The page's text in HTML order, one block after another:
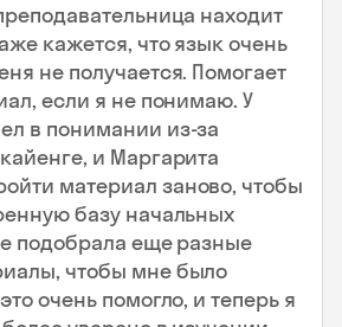
находит
кажется, что язык очень
не получается. Помогает
если я не понимаю. У
в понимании из-за
и Маргарита
материал заново, чтобы
базу начальных
подобрала еще разные
чтобы мне было
очень помогло, и теперь я